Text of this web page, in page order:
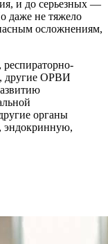
и до серьезных —
даже не тяжело
осложнениям,
другие ОРВИ
органы
эндокринную,